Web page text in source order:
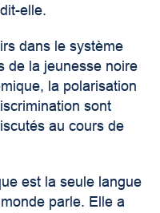
elle.
dans le système
de la jeunesse noire
la polarisation
sont
au cours de
est la seule langue
parle. Elle a